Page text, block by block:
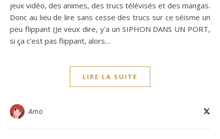
jeux vidéo, des animes, des trucs télévisés et des mangas.
Donc au lieu de lire sans cesse des trucs sur ce séisme un
peu flippant (Je veux dire, y'a un SIPHON DANS UN PORT,
si ça c'est pas flippant, alors…
LIRE LA SUITE
Amo